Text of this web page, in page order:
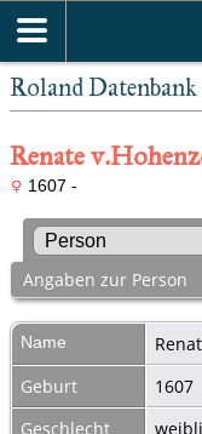
Roland Datenbank
Renate
1607 -
Angaben zur Person
Name
Geburt
1607
Geschlecht